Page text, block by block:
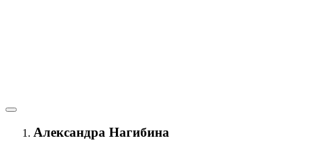
Александра Нагибина